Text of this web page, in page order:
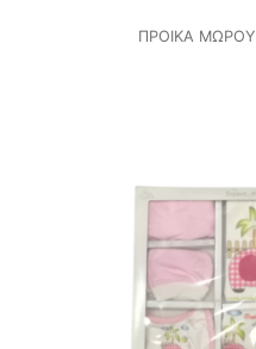
ΠΡΟΙΚΑ ΜΩΡΟΥ